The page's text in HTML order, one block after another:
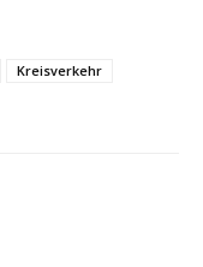
Kreisverkehr